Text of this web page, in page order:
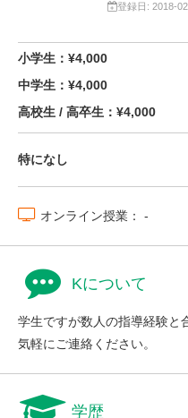
登録日: 2018-
小学生：¥4,000
中学生：¥4,000
高校生 / 高卒生：¥4,000
特になし
オンライン授業： -
Kについて
学生ですが数人の指導経験と
気軽にご連絡ください。
学歴